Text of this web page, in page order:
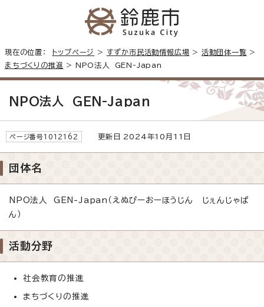
現在の位置： トップページ > すずか市民活動情報広場 > 活動団体一覧 >
まちづくりの推進 > NPO法人 GEN-Japan
NPO法人 GEN-Japan
ページ番号1012162 更新日 2024年10月11日
団体名
NPO法人 GEN-Japan（えぬぴーおーほうじん じぇんじゃぱ
ん）
活動分野
社会教育の推進
まちづくりの推進